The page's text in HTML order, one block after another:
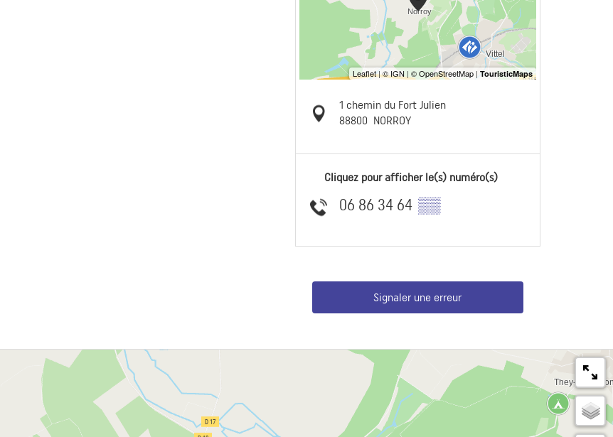
1 chemin du Fort Julien
88800 NORROY
Cliquez pour afficher le(s) numéro(s)
06 86 34 64 ▒▒
Signaler une erreur